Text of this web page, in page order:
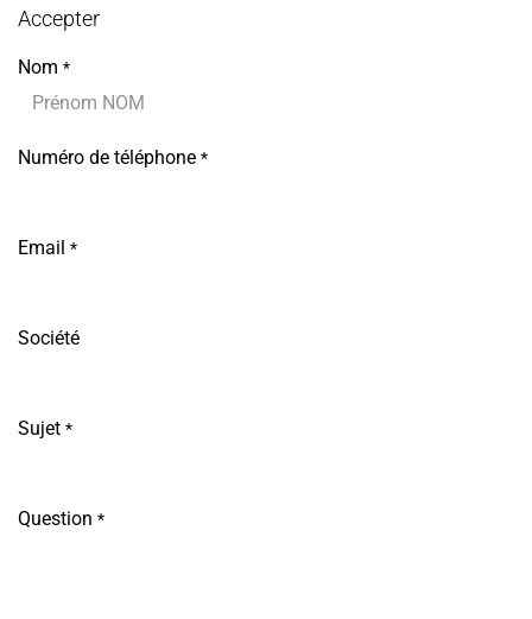
Accepter
Nom *
Numéro de téléphone *
Email *
Société
Sujet *
Question *